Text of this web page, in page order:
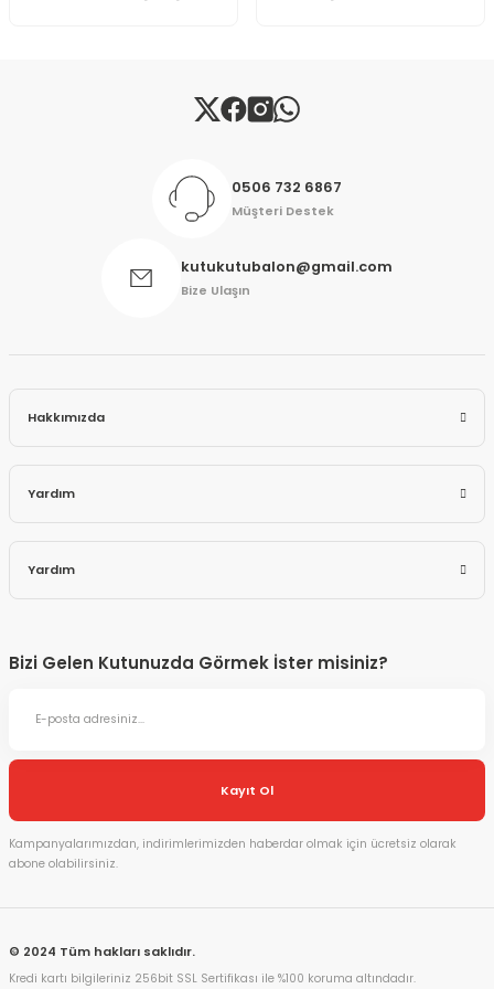
Gönder
0506 732 6867
Müşteri Destek
kutukutubalon@gmail.com
Bize Ulaşın
Hakkımızda
Yardım
Yardım
Bizi Gelen Kutunuzda Görmek İster misiniz?
Kayıt Ol
Kampanyalarımızdan, indirimlerimizden haberdar olmak için ücretsiz olarak
abone olabilirsiniz.
© 2024 Tüm hakları saklıdır.
Kredi kartı bilgileriniz 256bit SSL Sertifikası ile %100 koruma altındadır.